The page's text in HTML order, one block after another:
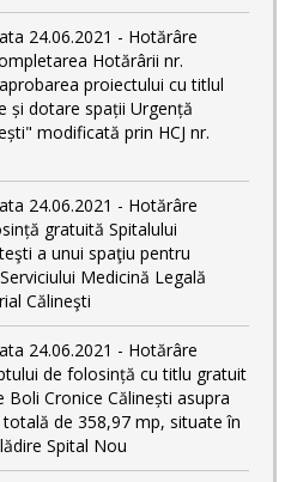
24.06.2021 - Hotărâre
Hotărârii nr.
proiectului cu titlul
și dotare spații Urgență
modificată prin HCJ nr.
24.06.2021 - Hotărâre
gratuită Spitalului
a unui spaţiu pentru
Medicină Legală
Călineşti
24.06.2021 - Hotărâre
de folosință cu titlu gratuit
Boli Cronice Călinești asupra
de 358,97 mp, situate în
Spital Nou